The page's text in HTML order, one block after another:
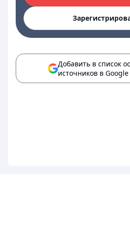
Добавить в список
источников в Google